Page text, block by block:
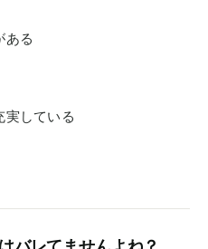
ある
実している